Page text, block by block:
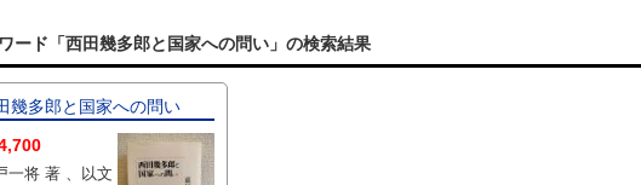
ード「西田幾多郎と国家への問い」の検索結果
幾多郎と国家への問い
将 著 、以文